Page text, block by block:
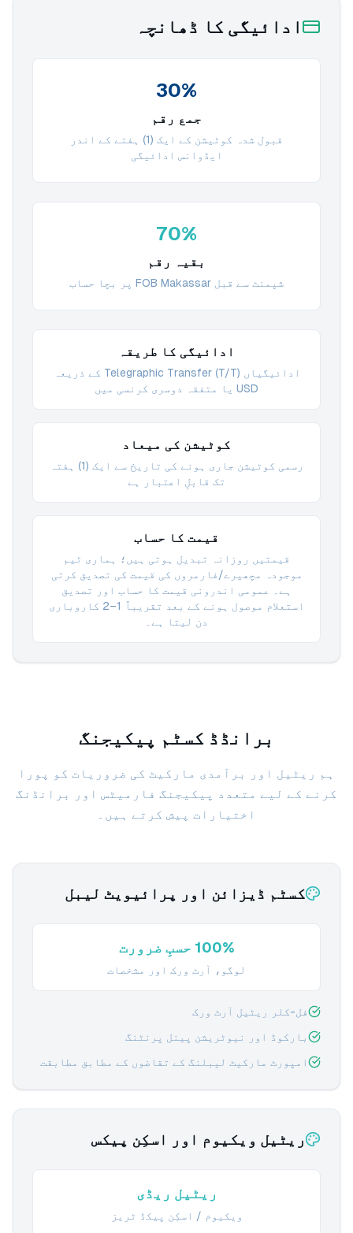
ادائیگی کا ڈھانچہ
30%
جمع رقم
قبول شدہ کوٹیشن کے ایک (1) ہفتے کے اندر
ایڈوانس ادائیگی
70%
بقیہ رقم
شپمنٹ سے قبل FOB Makassar پر بچا حساب
ادائیگی کا طریقہ
ادائیگیاں Telegraphic Transfer (T/T) کے ذریعہ
USD یا متفقہ دوسری کرنسی میں
کوٹیشن کی میعاد
رسمی کوٹیشن جاری ہونے کی تاریخ سے ایک (1) ہفتہ
تک قابلِ اعتبار ہے
قیمت کا حساب
قیمتیں روزانہ تبدیل ہوتی ہیں؛ ہماری ٹیم
موجودہ مچھیرے/فارمروں کی قیمت کی تصدیق کرتی
ہے۔ عمومی اندرونی قیمت کا حساب اور تصدیق
استعلام موصول ہونے کے بعد تقریباً 1–2 کاروباری
دن لیتا ہے۔
برانڈڈ کسٹم پیکیجنگ
ہم ریٹیل اور برآمدی مارکیٹ کی ضروریات کو پورا
کرنے کے لیے متعدد پیکیجنگ فارمیٹس اور برانڈنگ
اختیارات پیش کرتے ہیں۔
کسٹم ڈیزائن اور پرائیویٹ لیبل
100% حسبِ ضرورت
لوگو، آرٹ ورک اور مشخصات
فل-کلر ریٹیل آرٹ ورک
بارکوڈ اور نیوٹریشن پینل پرنٹنگ
امپورٹ مارکیٹ لیبلنگ کے تقاضوں کے مطابق مطابقت
ریٹیل ویکیوم اور اسکِن پیکس
ریٹیل ریڈی
ویکیوم / اسکِن پیکڈ ٹریز